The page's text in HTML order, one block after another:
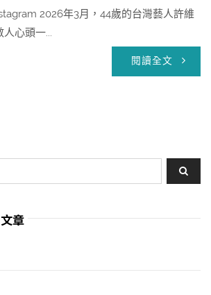
2026年3月，44歲的台灣藝人許維
心頭一...
閱讀全文
章